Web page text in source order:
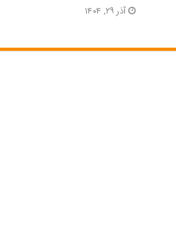
آذر ۲۹, ۱۴۰۴